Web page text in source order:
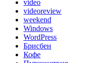
video
videoreview
weekend
Windows
WordPress
Брисбен
Кофе